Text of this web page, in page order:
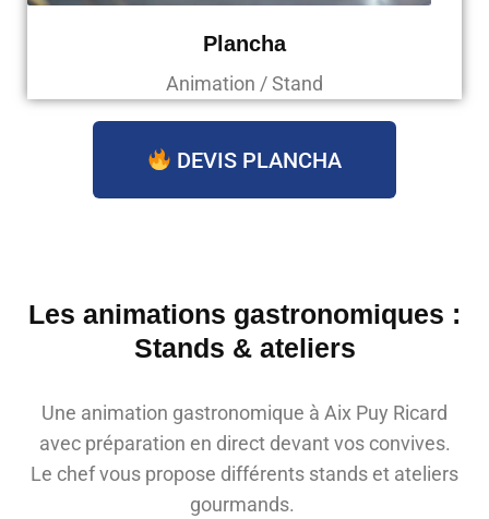
Plancha
Animation / Stand
DEVIS PLANCHA
Les animations gastronomiques :
Stands & ateliers
Une animation gastronomique à Aix Puy Ricard
avec préparation en direct devant vos convives.
Le chef vous propose différents stands et ateliers
gourmands.